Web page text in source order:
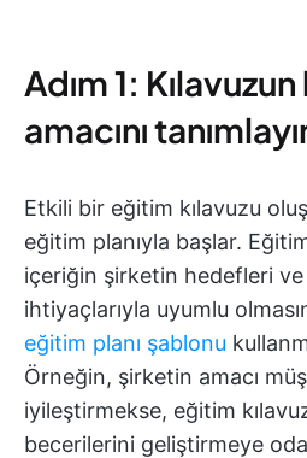
Adım 1:
amacını
Etkili bir eğitim kılavuzu
eğitim planıyla başlar.
içeriğin şirketin hedefleri ve
ihtiyaçlarıyla uyumlu
eğitim planı şablonu
Örneğin, şirketin amacı
iyileştirmekse, eğitim
becerilerini geliştirmeye